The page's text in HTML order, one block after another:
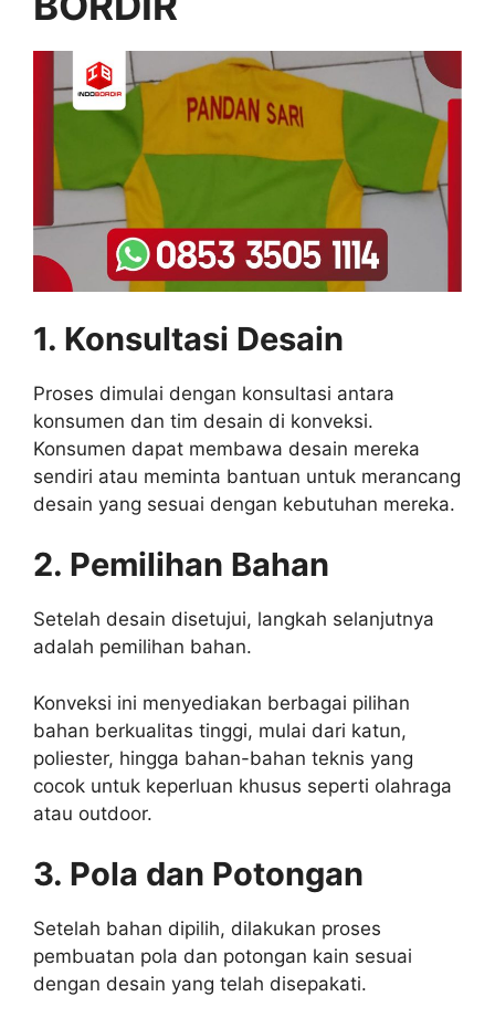
1. Konsultasi Desain
Proses dimulai dengan konsultasi antara
konsumen dan tim desain di konveksi.
Konsumen dapat membawa desain mereka
sendiri atau meminta bantuan untuk merancang
desain yang sesuai dengan kebutuhan mereka.
2. Pemilihan Bahan
Setelah desain disetujui, langkah selanjutnya
adalah pemilihan bahan.
Konveksi ini menyediakan berbagai pilihan
bahan berkualitas tinggi, mulai dari katun,
poliester, hingga bahan-bahan teknis yang
cocok untuk keperluan khusus seperti olahraga
atau outdoor.
3. Pola dan Potongan
Setelah bahan dipilih, dilakukan proses
pembuatan pola dan potongan kain sesuai
dengan desain yang telah disepakati.